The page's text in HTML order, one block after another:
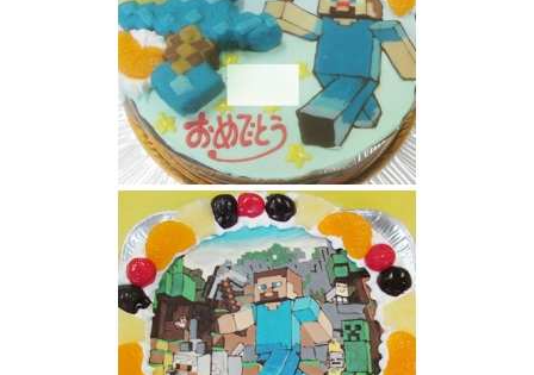
マインクラフトケーキ